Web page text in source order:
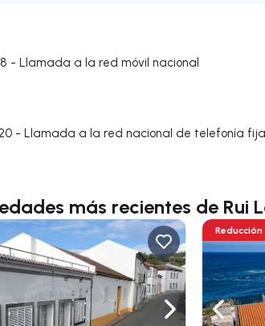
- Llamada a la red móvil nacional
- Llamada a la red nacional de telefonía fija
más recientes de Rui
Navegar a la